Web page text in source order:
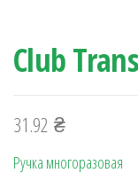
Club
31.92 ₴
Ручка многоразовая